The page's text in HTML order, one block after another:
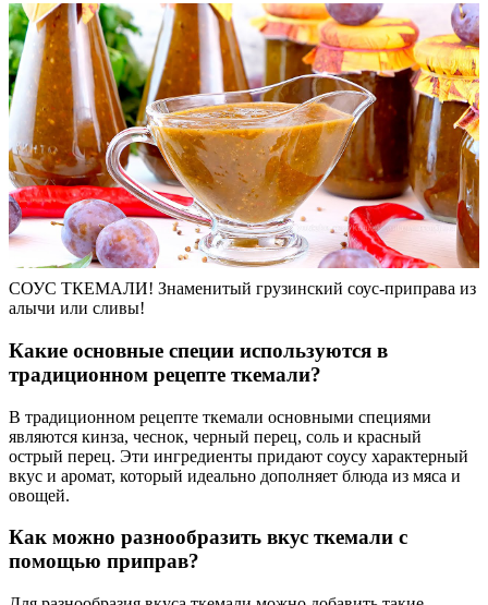
СОУС ТКЕМАЛИ! Знаменитый грузинский соус-приправа из
алычи или сливы!
Какие основные специи используются в
традиционном рецепте ткемали?
В традиционном рецепте ткемали основными специями
являются кинза, чеснок, черный перец, соль и красный
острый перец. Эти ингредиенты придают соусу характерный
вкус и аромат, который идеально дополняет блюда из мяса и
овощей.
Как можно разнообразить вкус ткемали с
помощью приправ?